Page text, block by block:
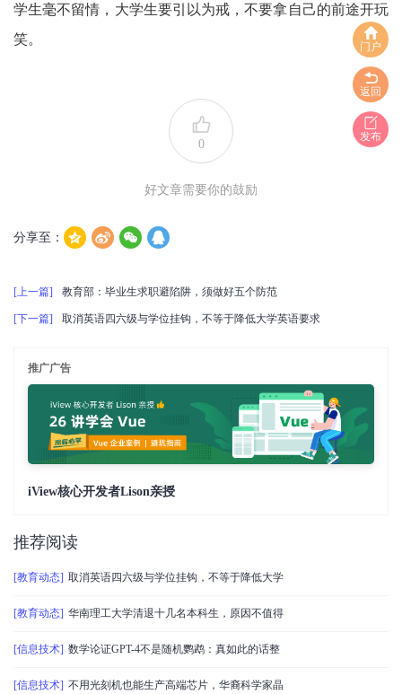
门户
返回
发布
学生毫不留情，大学生要引以为戒，不要拿自己的前途开玩
笑。
0
好文章需要你的鼓励
分享至：
[上一篇] 教育部：毕业生求职避陷阱，须做好五个防范
[下一篇] 取消英语四六级与学位挂钩，不等于降低大学英语要求
推广广告
iView核心开发者Lison亲授
推荐阅读
[教育动态] 取消英语四六级与学位挂钩，不等于降低大学
[教育动态] 华南理工大学清退十几名本科生，原因不值得
[信息技术] 数学论证GPT-4不是随机鹦鹉：真如此的话整
[信息技术] 不用光刻机也能生产高端芯片，华裔科学家晶